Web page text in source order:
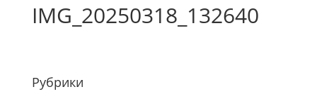
IMG_20250318_132640
Рубрики